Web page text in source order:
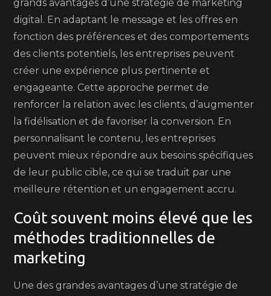
grands avantages d’une stratégie de marketing
digital. En adaptant le message et les offres en
fonction des préférences et des comportements
des clients potentiels, les entreprises peuvent
créer une expérience plus pertinente et
engageante. Cette approche permet de
renforcer la relation avec les clients, d’augmenter
la fidélisation et de favoriser la conversion. En
personnalisant le contenu, les entreprises
peuvent mieux répondre aux besoins spécifiques
de leur public cible, ce qui se traduit par une
meilleure rétention et un engagement accru.
Coût souvent moins élevé que les
méthodes traditionnelles de
marketing
Une des grandes avantages d’une stratégie de